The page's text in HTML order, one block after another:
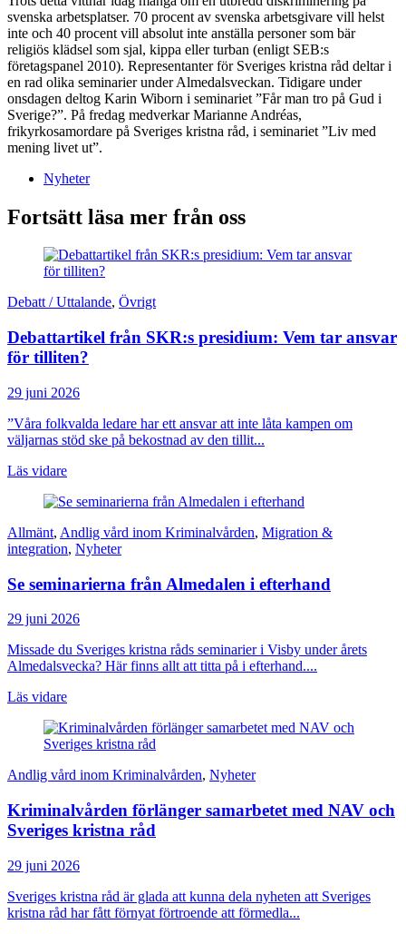
svenska arbetsplatser. 70 procent av svenska arbetsgivare vill helst
inte och 40 procent vill absolut inte anställa personer som bär
religiös klädsel som sjal, kippa eller turban (enligt SEB:s
företagspanel 2010). Representanter för Sveriges kristna råd deltar i
en rad olika seminarier under Almedalsveckan. Tidigare under
onsdagen deltog Karin Wiborn i seminariet ”Får man tro på Gud i
Sverige?”. På fredag medverkar Marianne Andréas,
frikyrkosamordare på Sveriges kristna råd, i seminariet ”Liv med
mening livet ut”.
Nyheter
Fortsätt läsa mer från oss
Debatt / Uttalande, Övrigt
Debattartikel från SKR:s presidium: Vem tar ansvar
för tilliten?
29 juni 2026
”Våra folkvalda ledare har ett ansvar att inte låta kampen om
väljarnas stöd ske på bekostnad av den tillit...
Läs vidare
Allmänt, Andlig vård inom Kriminalvården, Migration &
integration, Nyheter
Se seminarierna från Almedalen i efterhand
29 juni 2026
Missade du Sveriges kristna råds seminarier i Visby under årets
Almedalsvecka? Här finns allt att titta på i efterhand....
Läs vidare
Andlig vård inom Kriminalvården, Nyheter
Kriminalvården förlänger samarbetet med NAV och
Sveriges kristna råd
29 juni 2026
Sveriges kristna råd är glada att kunna dela nyheten att Sveriges
kristna råd har fått förnyat förtroende att förmedla...